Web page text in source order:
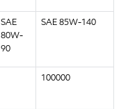
SAE
80W-
90
SAE 85W-140
100000